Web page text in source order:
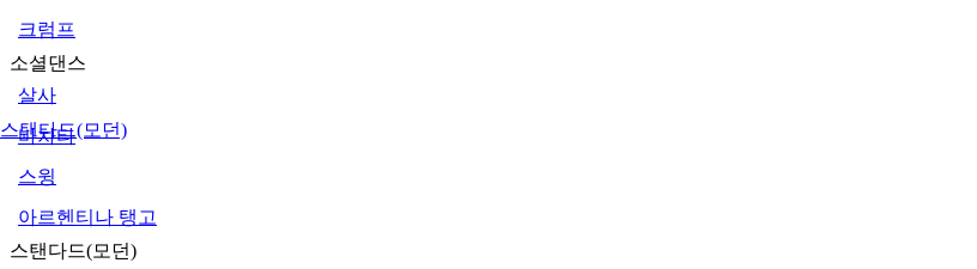
스탠다드(모던)
크럼프
소셜댄스
살사
바차타
스윙
아르헨티나 탱고
스탠다드(모던)